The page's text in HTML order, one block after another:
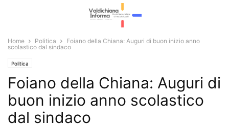
Home Politica
Foiano della Chiana: Auguri di buon inizio anno
scolastico dal sindaco
Politica
Foiano della Chiana: Auguri di
buon inizio anno scolastico
dal sindaco